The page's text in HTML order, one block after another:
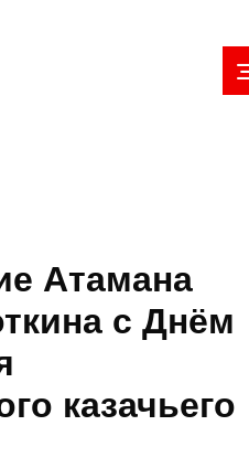
Атамана
с Днём
казачьего